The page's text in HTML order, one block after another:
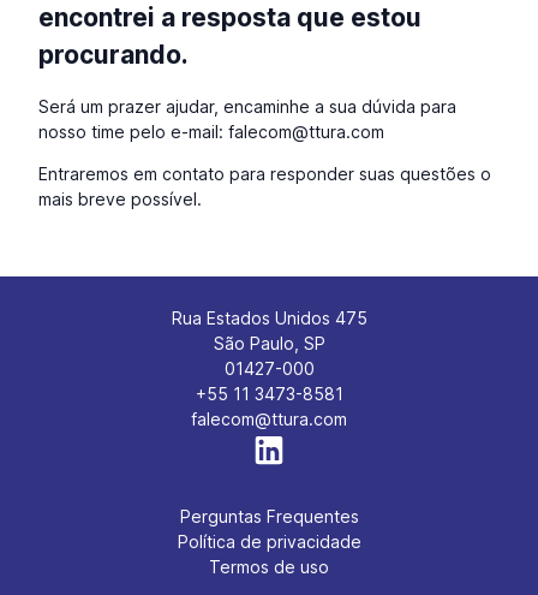
encontrei a resposta que estou
procurando.
Será um prazer ajudar, encaminhe a sua dúvida para
nosso time pelo e-mail: falecom@ttura.com
Entraremos em contato para responder suas questões o
mais breve possível.
Rua Estados Unidos 475
São Paulo, SP
01427-000
+55 11 3473-8581
falecom@ttura.com
Perguntas Frequentes
Política de privacidade
Termos de uso